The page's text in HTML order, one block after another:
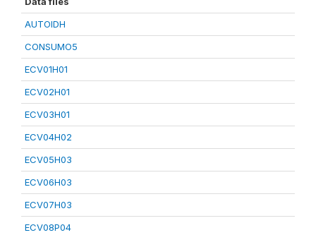
AUTOIDH
CONSUMO5
ECV01H01
ECV02H01
ECV03H01
ECV04H02
ECV05H03
ECV06H03
ECV07H03
ECV08P04